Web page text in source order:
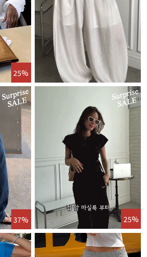
25%
37% 25%